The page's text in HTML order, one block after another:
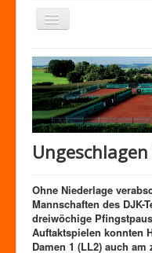
Navigation
an/aus
News
Termine
Mitgliedschaft / Kurse
Newsletter-
Mannschaften
Satzung
Impressum
Zutrittskontrolle
Ohne Niederlage
Mannschaften des
dreiwöchige
Auftaktspielen konnten
Damen 1 (LL2) auch